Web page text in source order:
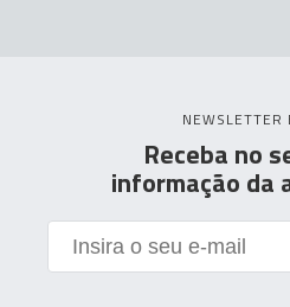
NEWSLETTER
Receba no
informação da